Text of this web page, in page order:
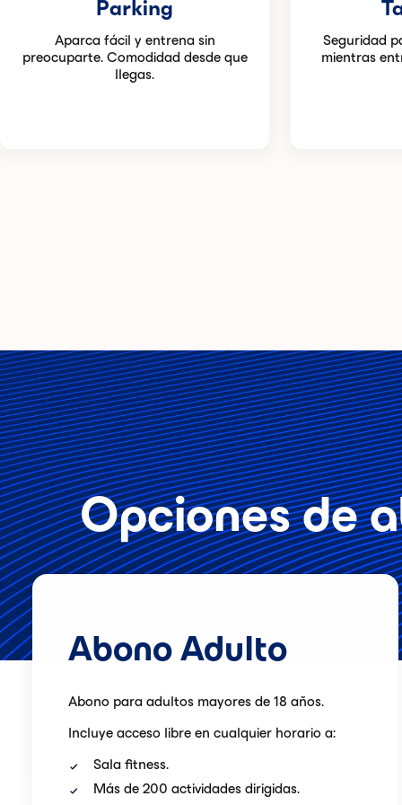
Parking
Aparca fácil y entrena sin
preocuparte. Comodidad desde que
llegas.
Seguridad
mientras
Opciones de
Abono Adulto
Abono para adultos mayores de 18 años.
Incluye acceso libre en cualquier horario a:
Sala fitness.
Más de 200 actividades dirigidas.